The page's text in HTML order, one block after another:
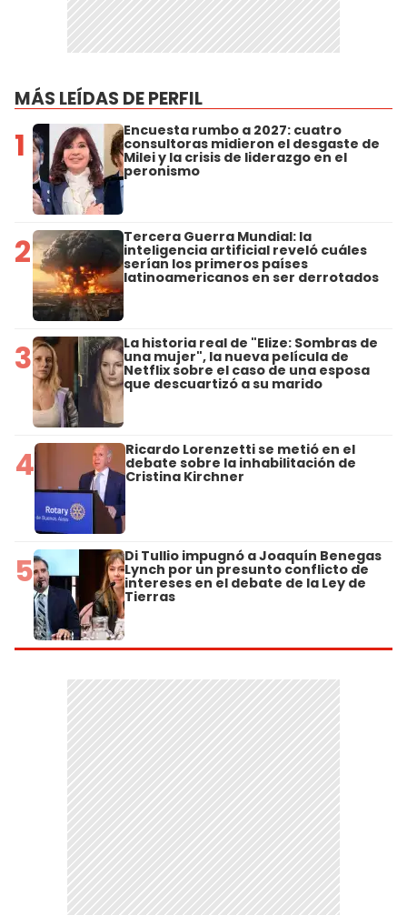
MÁS LEÍDAS DE PERFIL
1 Encuesta rumbo a 2027: cuatro
consultoras midieron el desgaste de
Milei y la crisis de liderazgo en el
peronismo
2 Tercera Guerra Mundial: la
inteligencia artificial reveló cuáles
serían los primeros países
latinoamericanos en ser derrotados
3 La historia real de "Elize: Sombras de
una mujer", la nueva película de
Netflix sobre el caso de una esposa
que descuartizó a su marido
4 Ricardo Lorenzetti se metió en el
debate sobre la inhabilitación de
Cristina Kirchner
5 Di Tullio impugnó a Joaquín Benegas
Lynch por un presunto conflicto de
intereses en el debate de la Ley de
Tierras